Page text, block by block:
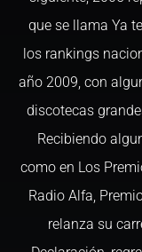
que se llama Ya
los rankings
año 2009, con
discotecas
Recibiendo
como en Los
Radio Alfa,
relanza su